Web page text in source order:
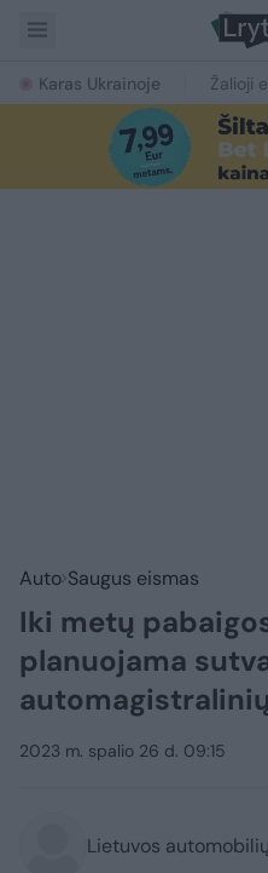
Karas Ukrainoje Žalioji
Auto Saugus eismas
Iki metų
planuojama
2023 m. spalio 26 d. 09:15
Lietuvos